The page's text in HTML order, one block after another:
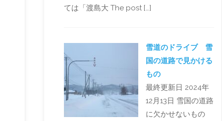
ては「渡島大 The post […]
雪道のドライブ 雪
国の道路で見かける
もの
最終更新日 2024年
12月13日 雪国の道路
に欠かせないもの